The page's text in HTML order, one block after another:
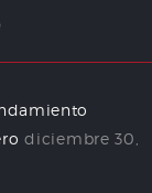
diciembre 30,